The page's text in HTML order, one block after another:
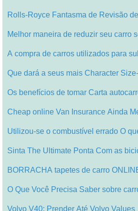
Rolls-Royce Fantasma de Revisão
Melhor maneira de reduzir seu carro
A compra de carros utilizados para
Que dará a seus mais Character
Os benefícios de tomar Carta
Cheap online Van Insurance Ainda
Utilizou-se o combustível errado O
Sinta The Ultimate Ponta Com as
BORRACHA tapetes de carro
O Que Você Precisa Saber sobre
Volvo V40: Prender Até Volvo Values